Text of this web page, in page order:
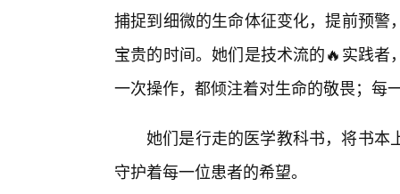
捕捉到细微的生命体征变化，提前预
宝贵的时间。她们是技术流的🔥实践
一次操作，都倾注着对生命的敬畏；每
她们是行走的医学教科书，将书本
守护着每一位患者的希望。